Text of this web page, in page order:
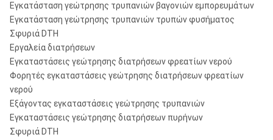
Εγκατάσταση γεώτρησης τρυπανιών βαγονιών εμπορευμάτων
Εγκατάσταση γεώτρησης τρυπανιών τρυπών φυσήματος
Σφυριά DTH
Εργαλεία διατρήσεων
Εγκαταστάσεις γεώτρησης διατρήσεων φρεατίων νερού
Φορητές εγκαταστάσεις γεώτρησης διατρήσεων φρεατίων
νερού
Εξάγοντας εγκαταστάσεις γεώτρησης τρυπανιών
Εγκαταστάσεις γεώτρησης διατρήσεων πυρήνων
Σφυριά DTH